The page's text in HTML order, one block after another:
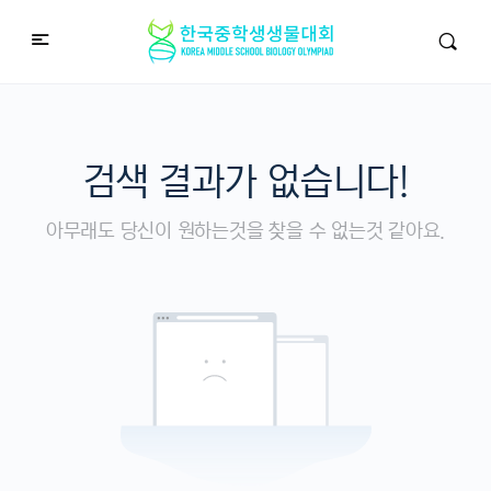
검색 결과가 없습니다!
아무래도 당신이 원하는것을 찾을 수 없는것 같아요.